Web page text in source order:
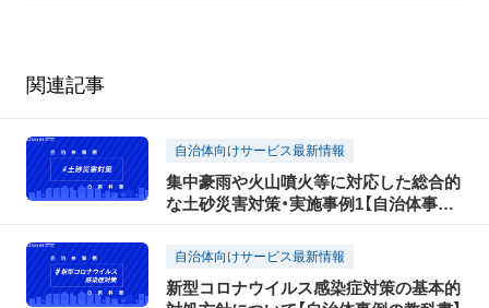
関連記事
自治体向けサービス最新情報
集中豪雨や火山噴火等に対応した総合的
な土砂災害対策・実施事例1【自治体事例
自治体向けサービス最新情報
新型コロナウイルス感染症対策の基本的